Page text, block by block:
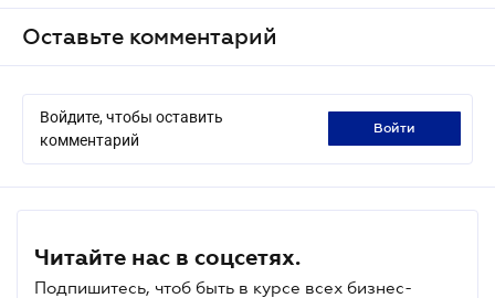
Оставьте комментарий
Войдите, чтобы оставить
комментарий
войти
Читайте нас в соцсетях.
Подпишитесь, чтоб быть в курсе всех бизнес-